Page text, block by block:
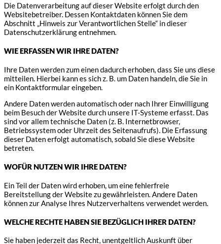
Die Datenverarbeitung auf dieser Website erfolgt durch den
Websitebetreiber. Dessen Kontaktdaten können Sie dem
Abschnitt „Hinweis zur Verantwortlichen Stelle“ in dieser
Datenschutzerklärung entnehmen.
WIE ERFASSEN WIR IHRE DATEN?
Ihre Daten werden zum einen dadurch erhoben, dass Sie uns diese
mitteilen. Hierbei kann es sich z. B. um Daten handeln, die Sie in
ein Kontaktformular eingeben.
Andere Daten werden automatisch oder nach Ihrer Einwilligung
beim Besuch der Website durch unsere IT-Systeme erfasst. Das
sind vor allem technische Daten (z. B. Internetbrowser,
Betriebssystem oder Uhrzeit des Seitenaufrufs). Die Erfassung
dieser Daten erfolgt automatisch, sobald Sie diese Website
betreten.
WOFÜR NUTZEN WIR IHRE DATEN?
Ein Teil der Daten wird erhoben, um eine fehlerfreie
Bereitstellung der Website zu gewährleisten. Andere Daten
können zur Analyse Ihres Nutzerverhaltens verwendet werden.
WELCHE RECHTE HABEN SIE BEZÜGLICH IHRER DATEN?
Sie haben jederzeit das Recht, unentgeltlich Auskunft über